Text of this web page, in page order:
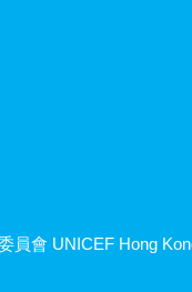
員會 UNICEF Hong